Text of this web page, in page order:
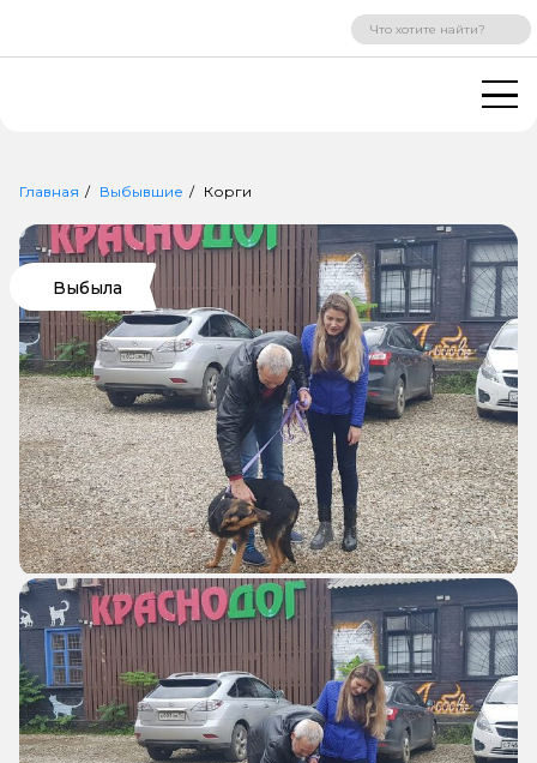
ВХОД РЕГИСТРАЦИЯ
Главная Выбывшие Корги
Выбыла